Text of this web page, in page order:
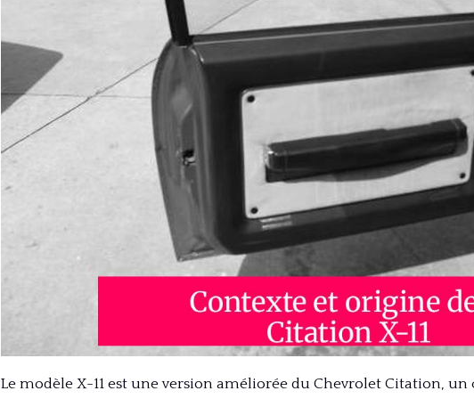
Le modèle X-11 est une version améliorée du Chevrolet Citation,